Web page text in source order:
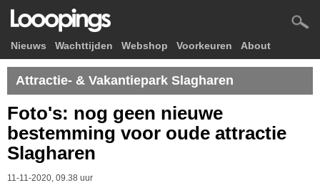
Nieuws Wachttijden Webshop Voorkeuren About
Attractie- & Vakantiepark Slagharen
Foto's: nog geen nieuwe
bestemming voor oude attractie
Slagharen
11-11-2020, 09.38 uur